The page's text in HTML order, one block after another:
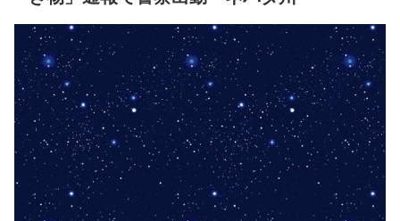
の王の野望の為に………
NEW!
阪神、拙守で失点重ね中
日に敗戦。藤川監督「すべ
てこれから」
NEW!
クレバテスⅡ-魔獣の王と
偽りの勇者伝承- 第4話 感
想：敵を探すよりトアの書
を餌に誘き出す作戦！
【地獄のような聴聞会】
Ｗ杯１次Ｌ敗退の韓国 議員
が「なぜ負けたのか？」ソ
ン・フンミン先発落ちは
「監督の報復」
すまん熊本やがコンビニ
に食品も水もない
ディズニーが「大課金時